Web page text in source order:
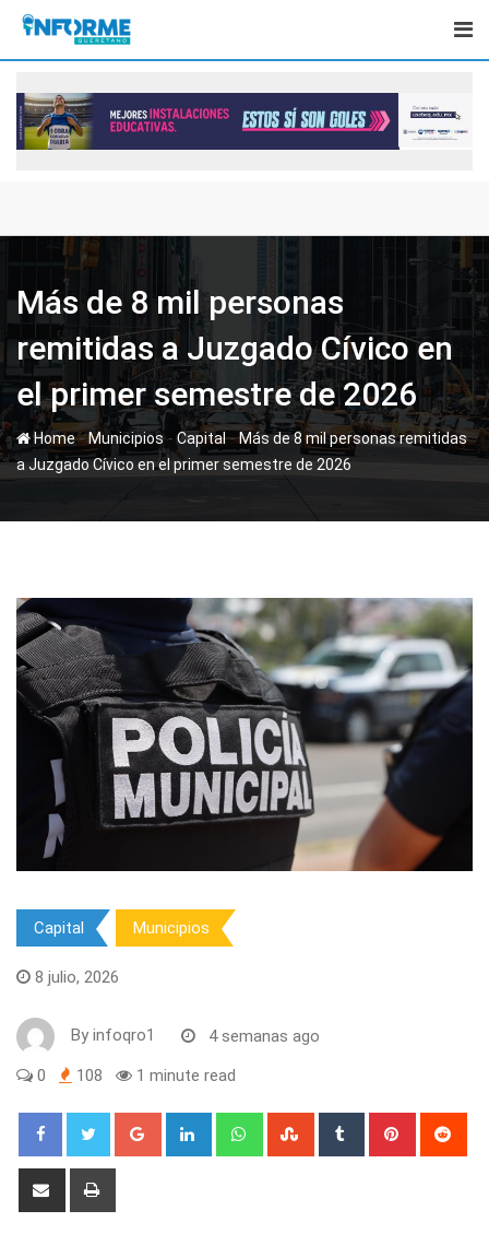
Skip
content
Más de 8 mil personas
remitidas a Juzgado Cívico en
el primer semestre de 2026
Home-Municipios-Capital-Más de 8 mil personas remitidas
a Juzgado Cívico en el primer semestre de 2026
Capital Municipios
8 julio, 2026
By infoqro1 4 semanas ago
0 108 1 minute read
Google+ LinkedIn WhatsappStumbleUpon
Tumblr Pinterest
Share